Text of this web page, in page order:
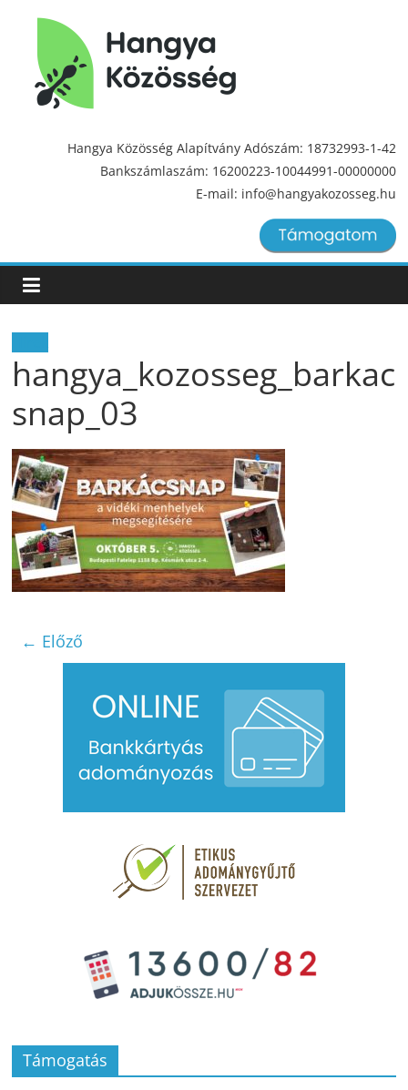
Hangya
Közösség
Hangya Közösség Alapítvány Adószám: 18732993-1-42
Bankszámlaszám: 16200223-10044991-00000000
E-mail: info@hangyakozosseg.hu
hangya_kozosseg_barkac
snap_03
← Előző
Támogatás